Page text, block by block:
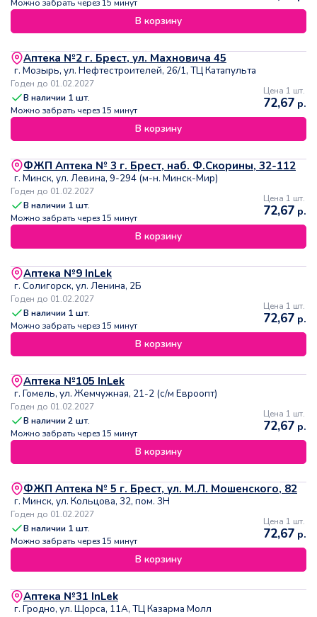
Можно забрать через 15 минут
В корзину
Аптека №2 г. Брест, ул. Махновича 45
г. Мозырь, ул. Нефтестроителей, 26/1, ТЦ Катапульта
Годен до 01.02.2027
В наличии 1 шт.
Можно забрать через 15 минут
Цена 1 шт.
72,67 р.
В корзину
ФЖП Аптека № 3 г. Брест, наб. Ф.Скорины, 32-112
г. Минск, ул. Левина, 9-294 (м-н. Минск-Мир)
Годен до 01.02.2027
В наличии 1 шт.
Можно забрать через 15 минут
Цена 1 шт.
72,67 р.
В корзину
Аптека №9 InLek
г. Солигорск, ул. Ленина, 2Б
Годен до 01.02.2027
В наличии 1 шт.
Можно забрать через 15 минут
Цена 1 шт.
72,67 р.
В корзину
Аптека №105 InLek
г. Гомель, ул. Жемчужная, 21-2 (с/м Евроопт)
Годен до 01.02.2027
В наличии2 шт.
Можно забрать через 15 минут
Цена 1 шт.
72,67 р.
В корзину
ФЖП Аптека № 5 г. Брест, ул. М.Л. Мошенского, 82
г. Минск, ул. Кольцова, 32, пом. 3Н
Годен до 01.02.2027
В наличии 1 шт.
Можно забрать через 15 минут
Цена 1 шт.
72,67 р.
В корзину
Аптека №31 InLek
г. Гродно, ул. Щорса, 11А, ТЦ Казарма Молл